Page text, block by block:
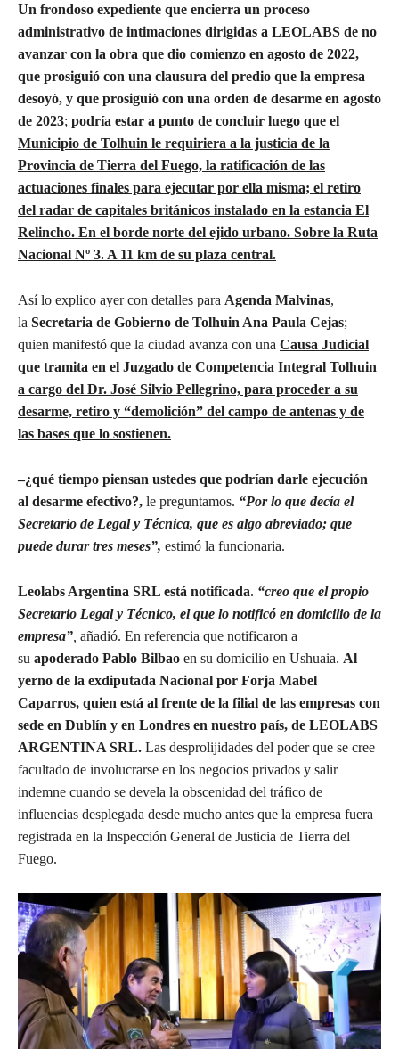
Un frondoso expediente que encierra un proceso
administrativo de intimaciones dirigidas a LEOLABS de no
avanzar con la obra que dio comienzo en agosto de 2022,
que prosiguió con una clausura del predio que la empresa
desoyó, y que prosiguió con una orden de desarme en agosto
de 2023; podría estar a punto de concluir luego que el
Municipio de Tolhuin le requiriera a la justicia de la
Provincia de Tierra del Fuego, la ratificación de las
actuaciones finales para ejecutar por ella misma; el retiro
del radar de capitales británicos instalado en la estancia El
Relincho. En el borde norte del ejido urbano. Sobre la Ruta
Nacional Nº 3. A 11 km de su plaza central.
Así lo explico ayer con detalles para Agenda Malvinas,
la Secretaria de Gobierno de Tolhuin Ana Paula Cejas;
quien manifestó que la ciudad avanza con una Causa Judicial
que tramita en el Juzgado de Competencia Integral Tolhuin
a cargo del Dr. José Silvio Pellegrino, para proceder a su
desarme, retiro y “demolición” del campo de antenas y de
las bases que lo sostienen.
–¿qué tiempo piensan ustedes que podrían darle ejecución
al desarme efectivo?, le preguntamos. “Por lo que decía el
Secretario de Legal y Técnica, que es algo abreviado; que
puede durar tres meses”, estimó la funcionaria.
Leolabs Argentina SRL está notificada. “creo que el propio
Secretario Legal y Técnico, el que lo notificó en domicilio de la
empresa” añadió. En referencia que notificaron a
su apoderado Pablo Bilbao en su domicilio en Ushuaia. Al
yerno de la exdiputada Nacional por Forja Mabel
Caparros, quien está al frente de la filial de las empresas con
sede en Dublín y en Londres en nuestro país, de LEOLABS
ARGENTINA SRL. Las desprolijidades del poder que se cree
facultado de involucrarse en los negocios privados y salir
indemne cuando se devela la obscenidad del tráfico de
influencias desplegada desde mucho antes que la empresa fuera
registrada en la Inspección General de Justicia de Tierra del
Fuego.